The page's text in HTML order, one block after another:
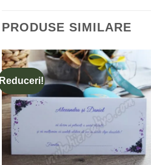
PRODUSE SIMILARE
Reduceri!
Add to
wishlist